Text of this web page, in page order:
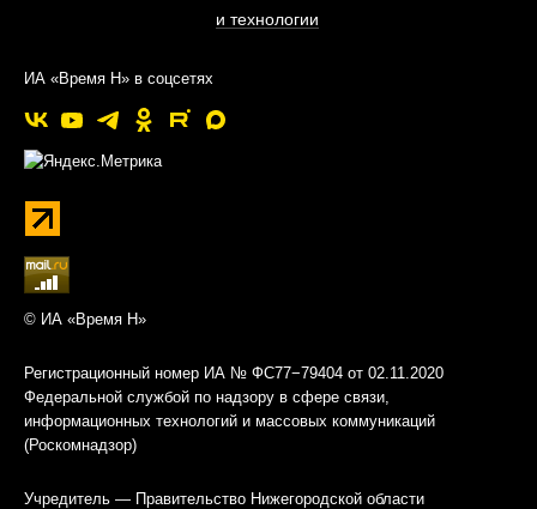
и технологии
ИА «Время Н» в соцсетях
© ИА «Время Н»
Регистрационный номер ИА № ФС77−79404 от 02.11.2020
Федеральной службой по надзору в сфере связи,
информационных технологий и массовых коммуникаций
(Роскомнадзор)
Учредитель — Правительство Нижегородской области